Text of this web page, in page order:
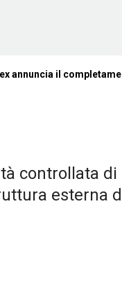
annuncia il
controllata
esterna